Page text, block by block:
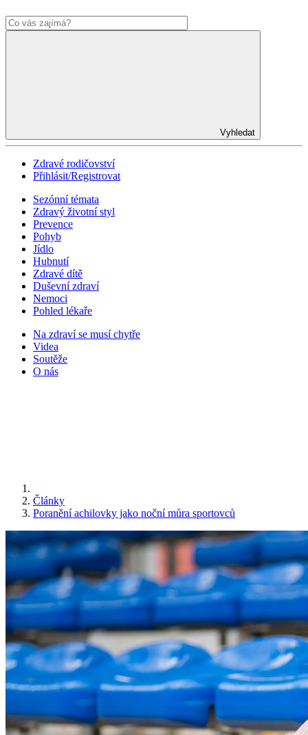
Vyhledat
Zdravé rodičovství
Přihlásit/Registrovat
Sezónní témata
Zdravý životní styl
Prevence
Pohyb
Jídlo
Hubnutí
Zdravé dítě
Duševní zdraví
Nemoci
Pohled lékaře
Na zdraví se musí chytře
Videa
Soutěže
O nás
Články
Poranění achilovky jako noční můra sportovců